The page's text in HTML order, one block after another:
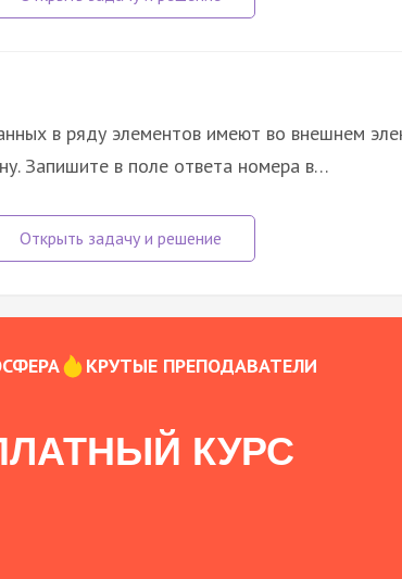
в ряду элементов имеют во внешнем
Запишите в поле ответа номера в…
КРУТЫЕ ПРЕПОДАВАТЕЛИ
КУРС